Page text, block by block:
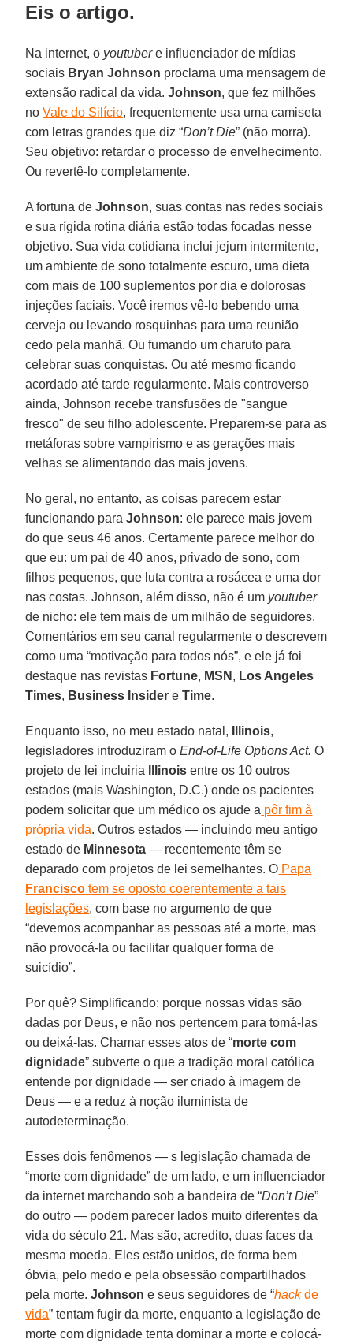
Eis o artigo.
Na internet, o youtubere influenciador de mídias
sociais Bryan Johnson proclama uma mensagem de
extensão radical da vida.Johnson, que fez milhões
noVale do Silício, frequentemente usa uma camiseta
com letras grandes que diz “Don’t Die” (não morra).
Seu objetivo: retardar o processo de envelhecimento.
Ou revertê-lo completamente.
A fortuna deJohnson, suas contas nas redes sociais
e sua rígida rotina diária estão todas focadas nesse
objetivo. Sua vida cotidiana inclui jejum intermitente,
um ambiente de sono totalmente escuro, uma dieta
com mais de 100 suplementos por dia e dolorosas
injeções faciais. Você iremos vê-lo bebendo uma
cerveja ou levando rosquinhas para uma reunião
cedo pela manhã. Ou fumando um charuto para
celebrar suas conquistas. Ou até mesmo ficando
acordado até tarde regularmente. Mais controverso
ainda, Johnson recebe transfusões de "sangue
fresco" de seu filho adolescente. Preparem-se para as
metáforas sobre vampirismo e as gerações mais
velhas se alimentando das mais jovens.
No geral, no entanto, as coisas parecem estar
funcionando paraJohnson: ele parece mais jovem
do que seus 46 anos. Certamente parece melhor do
que eu: um pai de 40 anos, privado de sono, com
filhos pequenos, que luta contra a rosácea e uma dor
nas costas. Johnson, além disso, não é um youtuber
de nicho: ele tem mais de um milhão de seguidores.
Comentários em seu canal regularmente o descrevem
como uma “motivação para todos nós”, e ele já foi
destaque nas revistas Fortune, MSN , Los Angeles
Times, Business Insider eTime.
Enquanto isso, no meu estado natal, Illinois,
legisladores introduziram o End-of-Life Options Act. O
projeto de lei incluiria
Illinois entre os 10 outros
estados (mais Washington, D.C.) onde os pacientes
podem solicitar que um médico os ajude a pôr fim à
própria vida. Outros estados — incluindo meu antigo
estado de Minnesota— recentemente têm se
deparado com projetos de lei semelhantes. O Papa
Francisco tem se oposto coerentemente a tais
legislações, com base no argumento de que
“devemos acompanhar as pessoas até a morte, mas
não provocá-la ou facilitar qualquer forma de
suicídio”.
Por quê? Simplificando: porque nossas vidas são
dadas por Deus, e não nos pertencem para tomá-las
ou deixá-las. Chamar esses atos de “morte com
dignidade” subverte o que a tradição moral católica
entende por dignidade — ser criado à imagem de
Deus — e a reduz à noção iluminista de
autodeterminação.
Esses dois fenômenos — s legislação chamada de
“morte com dignidade” de um lado, e um influenciador
da internet marchando sob a bandeira de “Don’t Die”
do outro — podem parecer lados muito diferentes da
vida do século 21. Mas são, acredito, duas faces da
mesma moeda. Eles estão unidos, de forma bem
óbvia, pelo medo e pela obsessão compartilhados
pela morte.Johnson e seus seguidores de “hackde
vida” tentam fugir da morte, enquanto a legislação de
morte com dignidade tenta dominar a morte e colocá-